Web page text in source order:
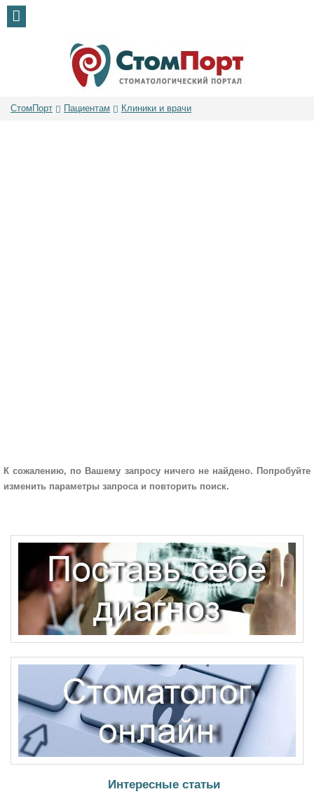
СтомПорт Пациентам Клиники и врачи
К сожалению, по Вашему запросу ничего не найдено. Попробуйте
изменить параметры запроса и повторить поиск.
Интересные статьи